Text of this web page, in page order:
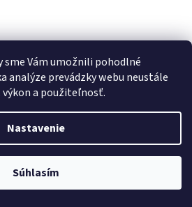
sme Vám umožnili pohodlné
analýze prevádzky webu neustále
a použiteľnosť.
Nastavenie
Súhlasím
22mm - Zlatý
Skladom
Do košíka